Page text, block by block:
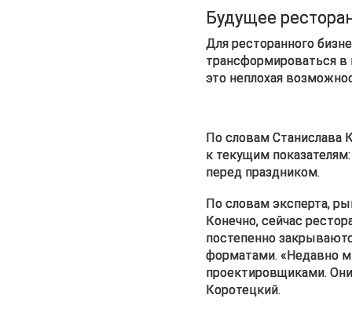
Будущее
Для ресторанного
трансформироваться
это неплохая
По словам Станислава
к текущим
перед праздником.
По словам эксперта,
Конечно, сейчас
постепенно
форматами. «Недавно
проектировщиками.
Коротецкий.